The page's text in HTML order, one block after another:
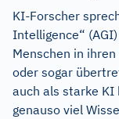
KI-Forscher
Intelligence“
Menschen in
oder sogar
auch als starke
genauso viel